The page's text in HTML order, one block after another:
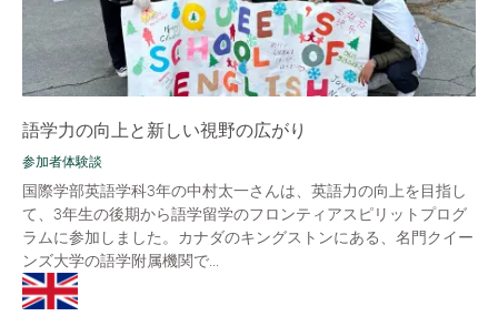
語学力の向上と新しい視野の広がり
参加者体験談
国際学部英語学科3年の中村太一さんは、英語力の向上を目指し
て、3年生の後期から語学留学のフロンティアスピリットプログ
ラムに参加しました。カナダのキングストンにある、名門クイー
ンズ大学の語学附属機関で...